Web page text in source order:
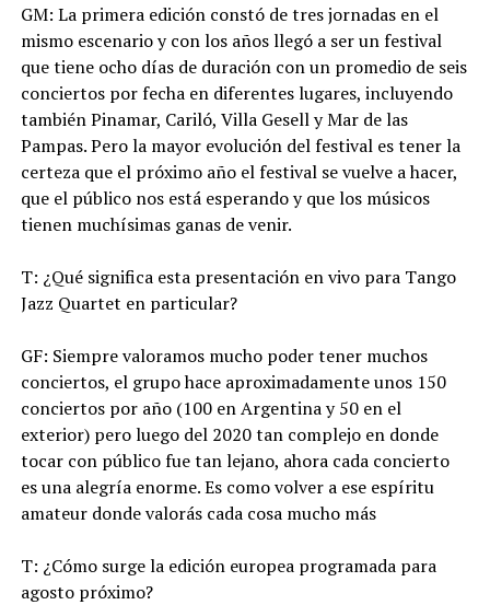
GM: La primera edición constó de tres jornadas en el
mismo escenario y con los años llegó a ser un festival
que tiene ocho días de duración con un promedio de seis
conciertos por fecha en diferentes lugares, incluyendo
también Pinamar, Cariló, Villa Gesell y Mar de las
Pampas. Pero la mayor evolución del festival es tener la
certeza que el próximo año el festival se vuelve a hacer,
que el público nos está esperando y que los músicos
tienen muchísimas ganas de venir.
T: ¿Qué significa esta presentación en vivo para Tango
Jazz Quartet en particular?
GF: Siempre valoramos mucho poder tener muchos
conciertos, el grupo hace aproximadamente unos 150
conciertos por año (100 en Argentina y 50 en el
exterior) pero luego del 2020 tan complejo en donde
tocar con público fue tan lejano, ahora cada concierto
es una alegría enorme. Es como volver a ese espíritu
amateur donde valorás cada cosa mucho más
T: ¿Cómo surge la edición europea programada para
agosto próximo?